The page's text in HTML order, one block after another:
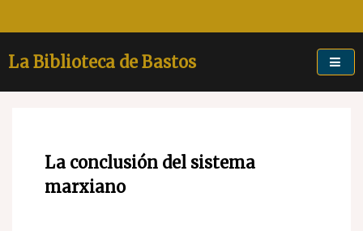
La Biblioteca de Bastos
La conclusión del sistema
marxiano